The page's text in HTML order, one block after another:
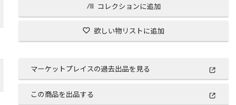
コレクションに追加
欲しい物リストに追加
マーケットプレイスの過去出品を見る
この商品を出品する